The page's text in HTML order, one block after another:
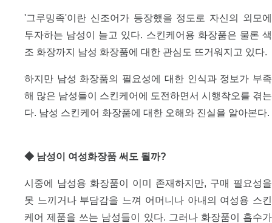
'그루밍족'이란 신조어가 등장했을 정도로 자신의 외모에
투자하는 남성이 늘고 있다. 스킨케어용 화장품은 물론 색
조 화장까지 남성 화장품에 대한 관심도 뜨거워지고 있다.
하지만 남성 화장품의 필요성에 대한 인식과 정보가 부족
해 많은 남성들이 스킨케어에 도전하면서 시행착오를 겪는
다. 남성 스킨케어 화장품에 대한 오해와 진실을 알아본다.
◆ 남성이 여성화장품 써도 될까?
시중에 남성용 화장품이 이미 존재하지만, 구매 필요성을
못 느끼거나 부담감을 느껴 어머니나 아내의 여성용 스킨
케어 제품을 쓰는 남성들이 있다. 그러나 화장품이 흡수가